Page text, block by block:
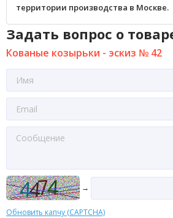
территории производства в Москве.
Задать вопрос о
Кованые козырьки - эскиз № 42
→
Обновить капчу (CAPTCHA)